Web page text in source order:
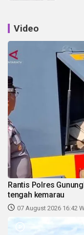
Video
Rantis Polres
tengah kemarau
07 August 2026 16:42